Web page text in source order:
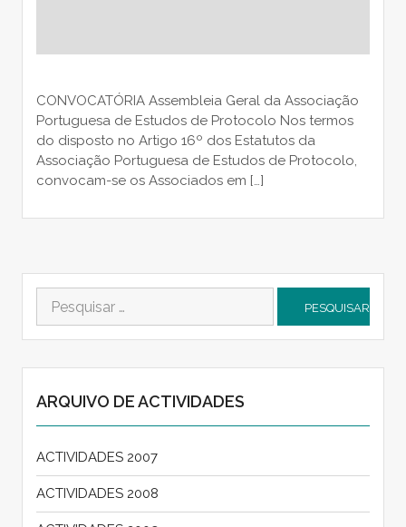
CONVOCATÓRIA Assembleia Geral da Associação
Portuguesa de Estudos de Protocolo Nos termos
do disposto no Artigo 16º dos Estatutos da
Associação Portuguesa de Estudos de Protocolo,
convocam-se os Associados em […]
por:
ARQUIVO DE ACTIVIDADES
ACTIVIDADES 2007
ACTIVIDADES 2008